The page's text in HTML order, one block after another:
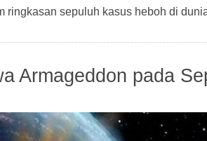
ringkasan sepuluh kasus heboh di
Armageddon pada